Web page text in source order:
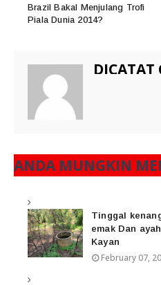
Brazil Bakal Menjulang Trofi
Piala Dunia 2014?
DICATAT
ANDA MUNGKIN
Tinggal
emak Dan
Kayan
February 07,